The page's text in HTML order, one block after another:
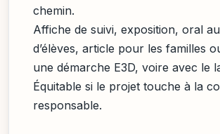
chemin.
Affiche de suivi, exposition, oral
d’élèves, article pour les familles
une démarche E3D, voire avec le
Équitable si le projet touche à la
responsable.